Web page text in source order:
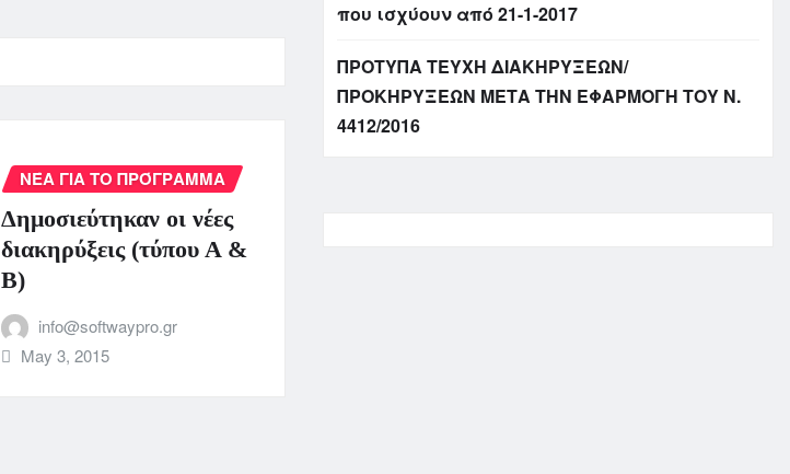
ΝΈΑ ΓΙΑ ΤΟ ΠΡΌΓΡΑΜΜΑ
Δημοσιεύτηκαν οι νέες
διακηρύξεις (τύπου Α &
Β)
info@softwaypro.gr
May 3, 2015
που ισχύουν από 21-1-2017
ΠΡΟΤΥΠΑ ΤΕΥΧΗ ΔΙΑΚΗΡΥΞΕΩΝ/
ΠΡΟΚΗΡΥΞΕΩΝ ΜΕΤΑ ΤΗΝ ΕΦΑΡΜΟΓΗ ΤΟΥ Ν.
4412/2016